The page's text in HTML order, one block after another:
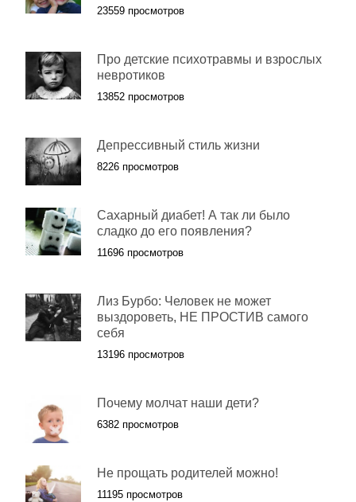
23559 просмотров
Про детские психотравмы и взрослых
невротиков
13852 просмотров
Депрессивный стиль жизни
8226 просмотров
Сахарный диабет! А так ли было
сладко до его появления?
11696 просмотров
Лиз Бурбо: Человек не может
выздороветь, НЕ ПРОСТИВ самого
себя
13196 просмотров
Почему молчат наши дети?
6382 просмотров
Не прощать родителей можно!
11195 просмотров